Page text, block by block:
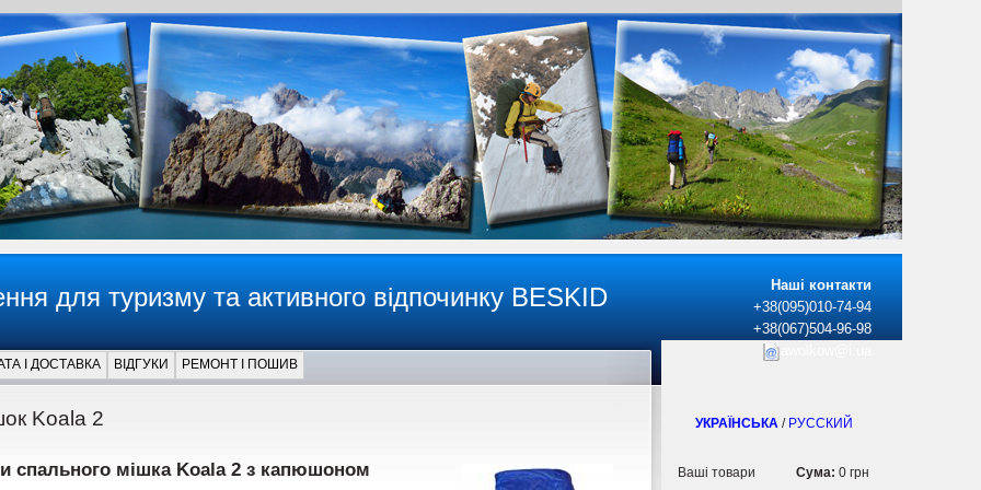
для туризму та активного відпочинку BESKID
І ДОСТАВКА ВІДГУКИ РЕМОНТ І ПОШИВ
Наші контакти
+38(095)010-74-94
+38(067)504-96-98
Koala 2
спального мішка Koala 2 з капюшоном
УКРАЇНСЬКА/ РУССКИЙ
Ваші товари Сума: 0 грн